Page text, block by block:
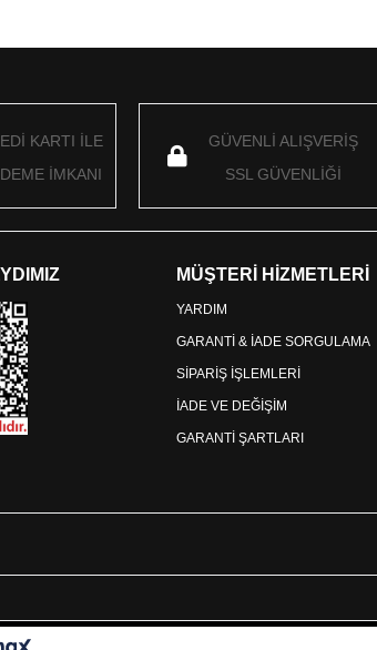
KARTI İLE
İMKANI
GÜVENLİ ALIŞVERİŞ
SSL GÜVENLİĞİ
MÜŞTERİ HİZMETLERİ
YARDIM
GARANTİ & İADE SORGULAMA
SİPARİŞ İŞLEMLERİ
İADE VE DEĞİŞİM
GARANTİ ŞARTLARI